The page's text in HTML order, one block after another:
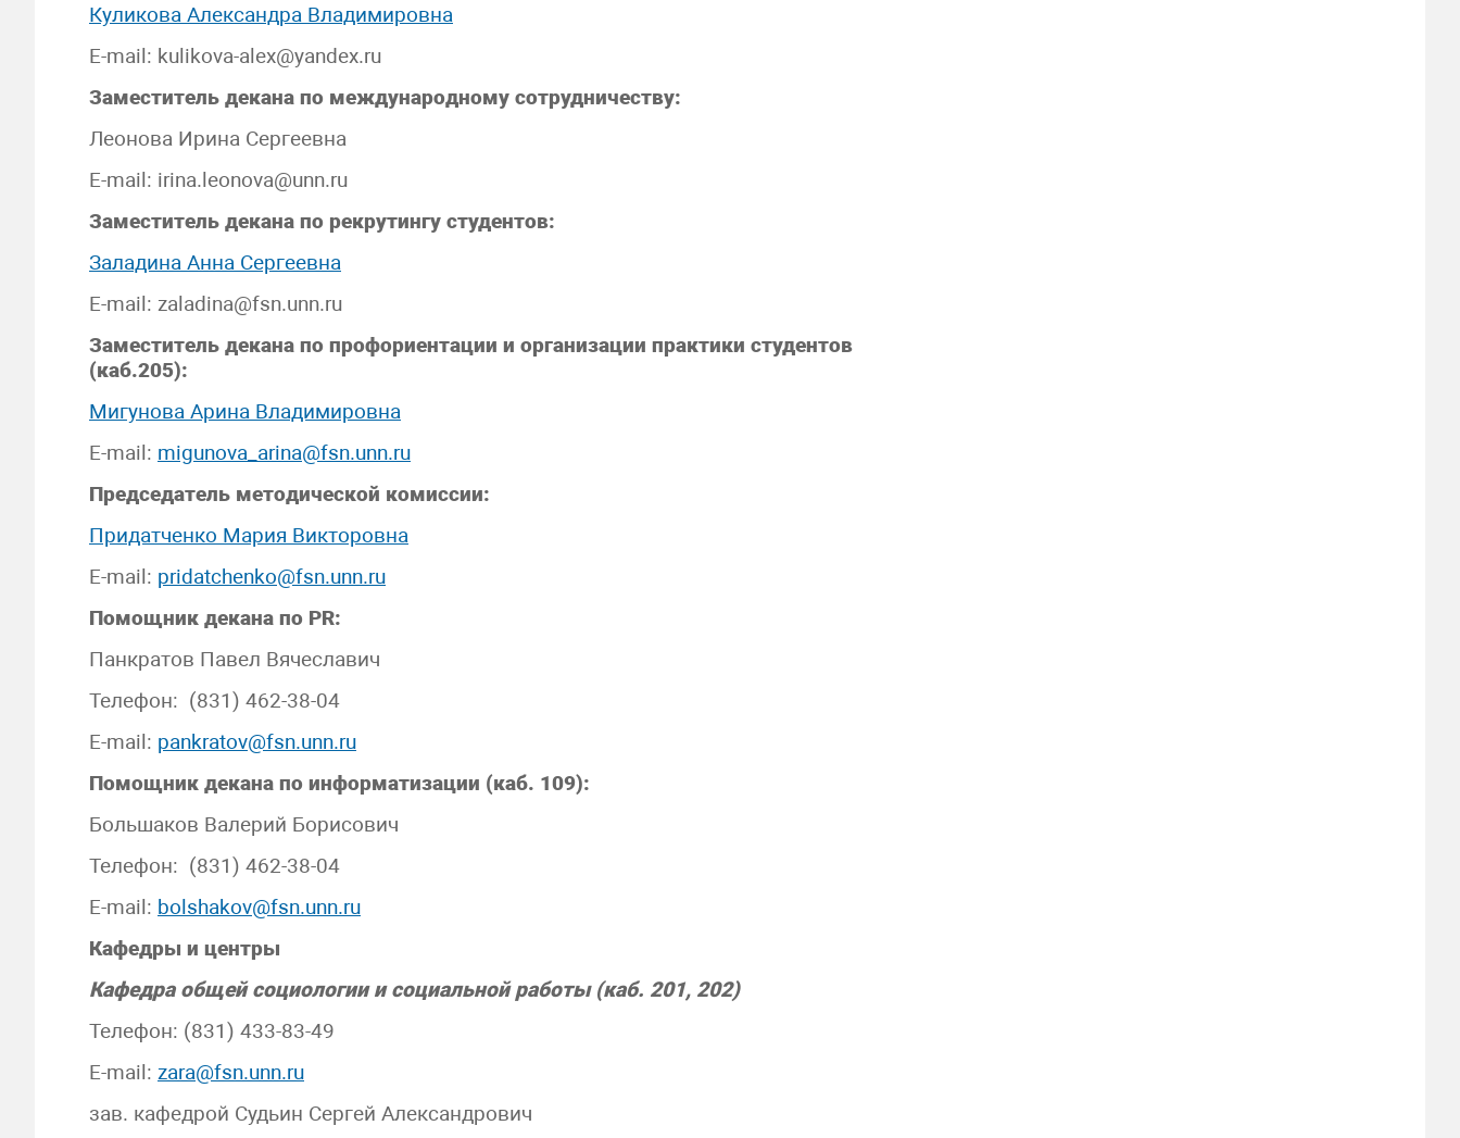
Куликова Александра Владимировна
E-mail: kulikova-alex@yandex.ru
Заместитель декана по международному сотрудничеству:
Леонова Ирина Сергеевна
E-mail: irina.leonova@unn.ru
Заместитель декана по рекрутингу студентов:
Заладина Анна Сергеевна
E-mail: zaladina@fsn.unn.ru
Заместитель декана по профориентации и организации практики студентов
(каб.205):
Мигунова Арина Владимировна
E-mail: migunova_arina@fsn.unn.ru
Председатель методической комиссии:
Придатченко Мария Викторовна
E-mail: pridatchenko@fsn.unn.ru
Помощник декана по PR:
Панкратов Павел Вячеславич
Телефон: (831) 462-38-04
E-mail: pankratov@fsn.unn.ru
Помощник декана по информатизации (каб. 109):
Большаков Валерий Борисович
Телефон: (831) 462-38-04
E-mail: bolshakov@fsn.unn.ru
Кафедры и центры
Кафедра общей социологии и социальной работы (каб. 201, 202)
Телефон: (831) 433-83-49
E-mail: zara@fsn.unn.ru
зав. кафедрой Судьин Сергей Александрович